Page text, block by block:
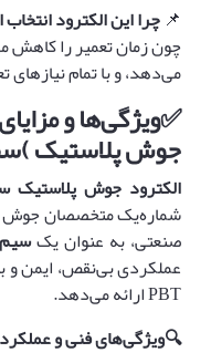
📌چرا این الکترود
چون زمان تعمیر را کاهش
می‌دهد، و با تمام نیازهای
✅ویژگی‌ها و
جوش پلاستیک)
الکترود جوش پلاستیک
شماره‌یک متخصصان جوش
صنعتی، به عنوان یک
PBT ارائه می‌دهد.
🔍ویژگی‌های فنی و